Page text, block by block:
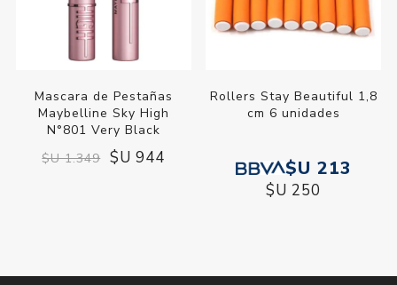
Mascara de Pestañas
Maybelline Sky High
N°801 Very Black
$U 1.349 $U 944
Rollers Stay Beautiful 1,8
cm 6 unidades
$U 213
$U 250